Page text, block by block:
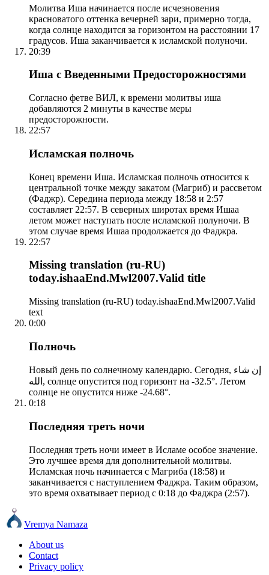
Молитва Иша начинается после исчезновения
красноватого оттенка вечерней зари, примерно тогда,
когда солнце находится за горизонтом на расстоянии 17
градусов. Иша заканчивается к исламской полуночи.
20:39
Иша с Введенными Предосторожностями
Согласно фетве ВИЛ, к времени молитвы иша
добавляются 2 минуты в качестве меры
предосторожности.
22:57
Исламская полночь
Конец времени Иша. Исламская полночь относится к
центральной точке между закатом (Магриб) и рассветом
(Фаджр). Середина периода между 18:58 и 2:57
составляет 22:57. В северных широтах время Ишаа
летом может наступать после исламской полуночи. В
этом случае время Ишаа продолжается до Фаджра.
22:57
Missing translation (ru-RU)
today.ishaaEnd.Mwl2007.Valid title
Missing translation (ru-RU) today.ishaaEnd.Mwl2007.Valid
text
0:00
Полночь
Новый день по солнечному календарю. Сегодня, إن شاء
الله, солнце опустится под горизонт на -32.5°. Летом
солнце не опустится ниже -24.68°.
0:18
Последняя треть ночи
Последняя треть ночи имеет в Исламе особое значение.
Это лучшее время для дополнительной молитвы.
Исламская ночь начинается с Магриба (18:58) и
заканчивается с наступлением Фаджра. Таким образом,
это время охватывает период с 0:18 до Фаджра (2:57).
Vremya Namaza
About us
Contact
Privacy policy